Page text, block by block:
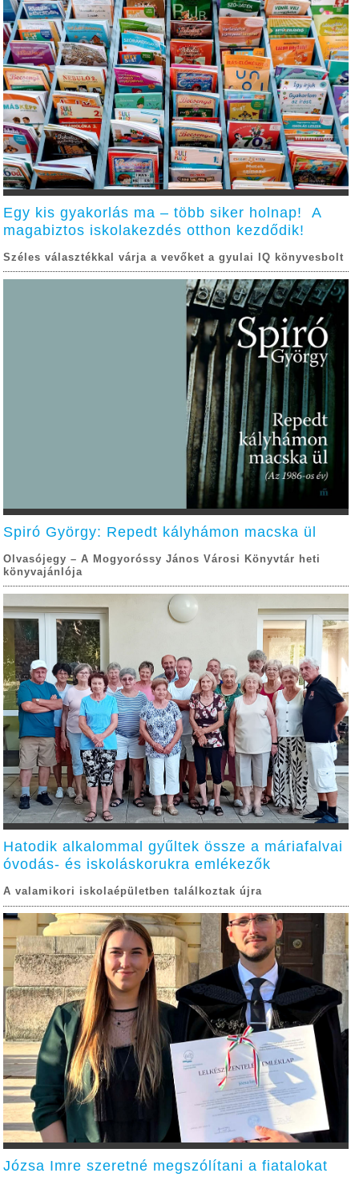
Egy kis gyakorlás ma – több siker holnap! A
magabiztos iskolakezdés otthon kezdődik!
Széles választékkal várja a vevőket a gyulai IQ könyvesbolt
Spiró György: Repedt kályhámon macska ül
Olvasójegy – A Mogyoróssy János Városi Könyvtár heti
könyvajánlója
Hatodik alkalommal gyűltek össze a máriafalvai
óvodás- és iskoláskorukra emlékezők
A valamikori iskolaépületben találkoztak újra
Józsa Imre szeretné megszólítani a fiatalokat